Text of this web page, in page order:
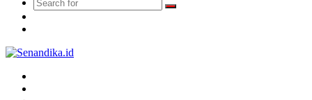
Search